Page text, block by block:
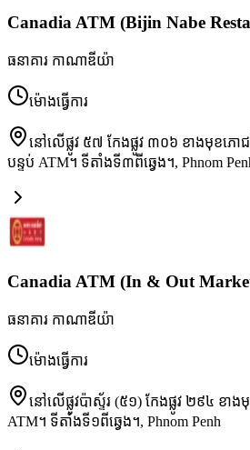
Canadia ATM (Bijin Nabe
ធនាគារ កាណាឌីយ៉ា
ម៉ោងធ្វើការ
នៅលើផ្លូវ ៥៧ កែងផ្លូវ ៣០៦ ខាងមុខភោជ
បន្ទប់ ATM។ ទីតាំងទី៣ពីឆ្វេង។, Phnom
Canadia ATM (In & Out
ធនាគារ កាណាឌីយ៉ា
ម៉ោងធ្វើការ
នៅលើផ្លូវប៉ាស្ទ័រ (៥១) កែងផ្លូវ ២៩៤ ខាង
ATM។ ទីតាំងទី១ពីឆ្វេង។, Phnom Penh